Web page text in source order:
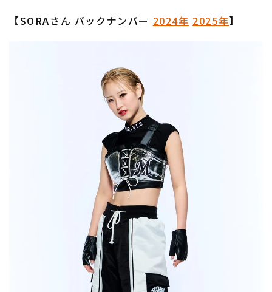
【SORAさん バックナンバー 2024年 2025年】